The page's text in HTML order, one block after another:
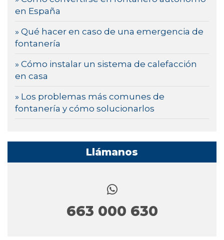
en España
» Qué hacer en caso de una emergencia de
fontanería
» Cómo instalar un sistema de calefacción
en casa
» Los problemas más comunes de
fontanería y cómo solucionarlos
Llámanos
663 000 630